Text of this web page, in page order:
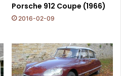
Porsche 912 Coupe (1966)
2016-02-09